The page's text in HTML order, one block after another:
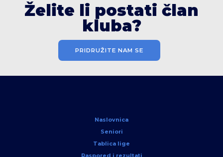
Želite li postati član
kluba?
PRIDRUŽITE NAM SE
Naslovnica
Seniori
Tablica lige
Raspored i rezultati